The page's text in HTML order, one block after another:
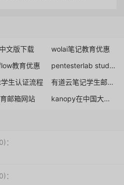
文版下载
wolai笔记教育优惠
教育优惠
pentesterlab student price
生认证流程
有道云笔记学生邮箱认证
邮箱网站 kanopy在中国大陆注册学生
：
：